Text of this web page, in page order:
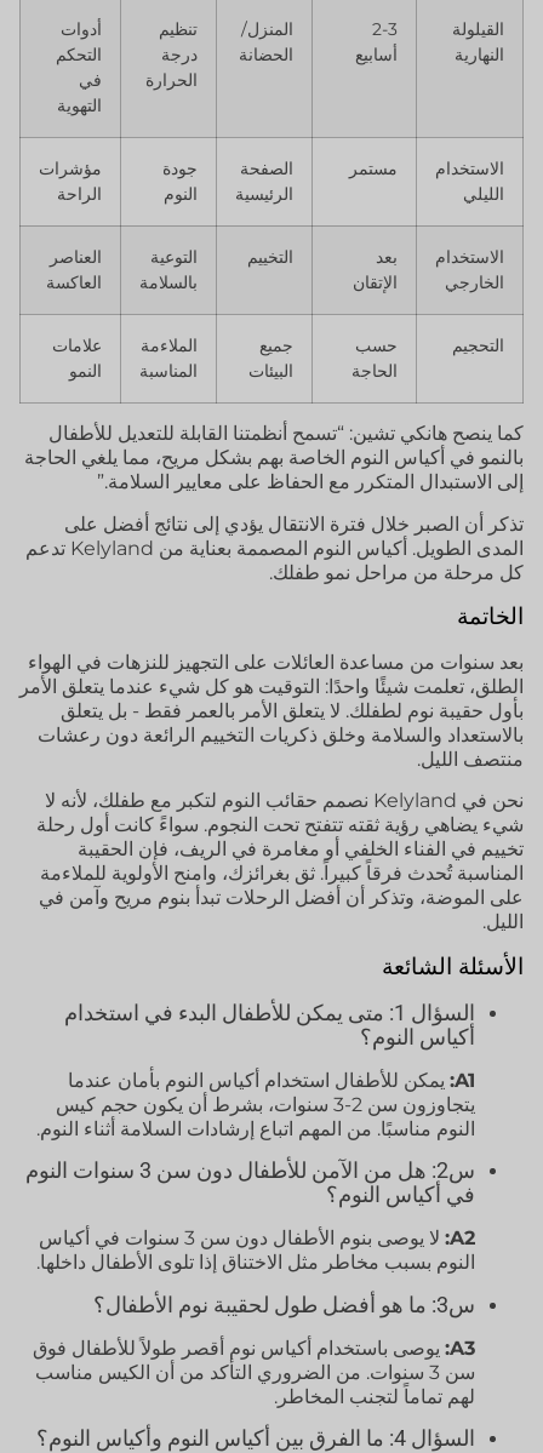
القيلولة
النهارية
2-3
أسابيع
المنزل/
الحضانة
تنظيم
درجة
الحرارة
أدوات
التحكم
في
التهوية
الاستخدام
الليلي
مستمر
الصفحة
الرئيسية
جودة
النوم
مؤشرات
الراحة
الاستخدام
الخارجي
بعد
الإتقان
التخييم
التوعية
بالسلامة
العناصر
العاكسة
التحجيم
حسب
الحاجة
جميع
البيئات
الملاءمة
المناسبة
علامات
النمو
كما ينصح هانكي تشين: “تسمح أنظمتنا القابلة للتعديل للأطفال
بالنمو في أكياس النوم الخاصة بهم بشكل مريح، مما يلغي الحاجة
إلى الاستبدال المتكرر مع الحفاظ على معايير السلامة.”
تذكر أن الصبر خلال فترة الانتقال يؤدي إلى نتائج أفضل على
المدى الطويل. أكياس النوم المصممة بعناية من Kelyland تدعم
كل مرحلة من مراحل نمو طفلك.
الخاتمة
بعد سنوات من مساعدة العائلات على التجهيز للنزهات في الهواء
الطلق، تعلمت شيئًا واحدًا: التوقيت هو كل شيء عندما يتعلق الأمر
بأول حقيبة نوم لطفلك. لا يتعلق الأمر بالعمر فقط - بل يتعلق
بالاستعداد والسلامة وخلق ذكريات التخييم الرائعة دون رعشات
منتصف الليل.
نحن في Kelyland نصمم حقائب النوم لتكبر مع طفلك، لأنه لا
شيء يضاهي رؤية ثقته تتفتح تحت النجوم. سواءً كانت أول رحلة
تخييم في الفناء الخلفي أو مغامرة في الريف، فإن الحقيبة
المناسبة تُحدث فرقاً كبيراً. ثق بغرائزك، وامنح الأولوية للملاءمة
على الموضة، وتذكر أن أفضل الرحلات تبدأ بنوم مريح وآمن في
الليل.
الأسئلة الشائعة
السؤال 1: متى يمكن للأطفال البدء في استخدام
أكياس النوم؟
A1: يمكن للأطفال استخدام أكياس النوم بأمان عندما
يتجاوزون سن 2-3 سنوات، بشرط أن يكون حجم كيس
النوم مناسبًا. من المهم اتباع إرشادات السلامة أثناء النوم.
س2: هل من الآمن للأطفال دون سن 3 سنوات النوم
في أكياس النوم؟
A2:
لا يوصى بنوم الأطفال دون سن 3 سنوات في أكياس
النوم بسبب مخاطر مثل الاختناق إذا تلوى الأطفال داخلها.
س3: ما هو أفضل طول لحقيبة نوم الأطفال؟
A3: يوصى باستخدام أكياس نوم أقصر طولاً للأطفال فوق
سن 3 سنوات. من الضروري التأكد من أن الكيس مناسب
لهم تماماً لتجنب المخاطر.
السؤال 4: ما الفرق بين أكياس النوم وأكياس النوم؟